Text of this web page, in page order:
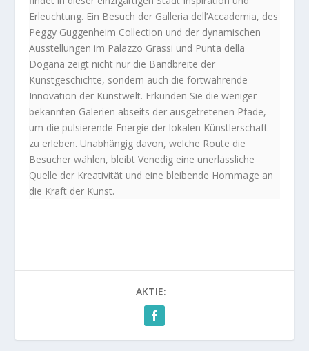
Erleuchtung. Ein Besuch der Galleria dell’Accademia, des
Peggy Guggenheim Collection und der dynamischen
Ausstellungen im Palazzo Grassi und Punta della
Dogana zeigt nicht nur die Bandbreite der
Kunstgeschichte, sondern auch die fortwährende
Innovation der Kunstwelt. Erkunden Sie die weniger
bekannten Galerien abseits der ausgetretenen Pfade,
um die pulsierende Energie der lokalen Künstlerschaft
zu erleben. Unabhängig davon, welche Route die
Besucher wählen, bleibt Venedig eine unerlässliche
Quelle der Kreativität und eine bleibende Hommage an
die Kraft der Kunst.
AKTIE: